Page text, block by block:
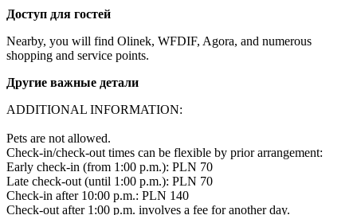
Доступ для гостей
Nearby, you will find Olinek, WFDIF, Agora, and numerous
shopping and service points.
Другие важные детали
ADDITIONAL INFORMATION:
Pets are not allowed.
Check-in/check-out times can be flexible by prior arrangement:
Early check-in (from 1:00 p.m.): PLN 70
Late check-out (until 1:00 p.m.): PLN 70
Check-in after 10:00 p.m.: PLN 140
Check-out after 1:00 p.m. involves a fee for another day.